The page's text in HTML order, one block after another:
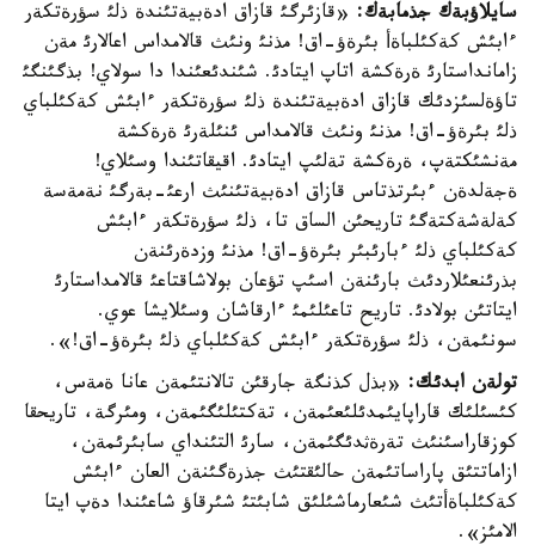
سايلاؤبةك جذمابةك: «قازئرگئ قازاق ادةبيةتئندة ذلئ سؤرةتكةر
ءابئش كةكئلباةأ بئرةؤ-اق! مذنئ ونئث قالامداس اعالارئ مةن
زامانداستارئ ةرةكشة اتاپ ايتادئ. شئندئعئندا دا سولاي! بذگئنگئ
تاؤةلسئزدئك قازاق ادةبيةتئندة ذلئ سؤرةتكةر ءابئش كةكئلباي
ذلئ بئرةؤ-اق! مذنئ ونئث قالامداس ئنئلةرئ ةرةكشة
مةنشئكتةپ، ةرةكشة تةلئپ ايتادئ. اقيقاتئندا وسئلاي!
ةجةلدةن ءبئرتذتاس قازاق ادةبيةتئنئث ارعئ-بةرگئ نةمةسة
كةلةشةكتةگئ تاريحئن الساق تا، ذلئ سؤرةتكةر ءابئش
كةكئلباي ذلئ ءبارئبئر بئرةؤ-اق! مذنئ وزدةرئنةن
بذرئنعئلاردئث بارئنةن اسئپ تؤعان بولاشاقتاعئ قالامداستارئ
ايتاتئن بولادئ. تاريح تاعئلئمئ ءارقاشان وسئلايشا عوي.
سونئمةن، ذلئ سؤرةتكةر ءابئش كةكئلباي ذلئ بئرةؤ-اق!».
تولةن ابدئك: «بذل كذنگة جارقئن تالانتئمةن عانا ةمةس،
كئسئلئك قاراپايئمدئلئعئمةن، تةكتئلئگئمةن، ومئرگة، تاريحقا
كوزقاراسئنئث تةرةثدئگئمةن، سارئ التئنداي سابئرئمةن،
ازاماتتئق پاراساتئمةن حالئقتئث جذرةگئنةن العان ءابئش
كةكئلباةأتئث شئعارماشئلئق شابئتئ شئرقاؤ شاعئندا دةپ ايتا
الامئز».